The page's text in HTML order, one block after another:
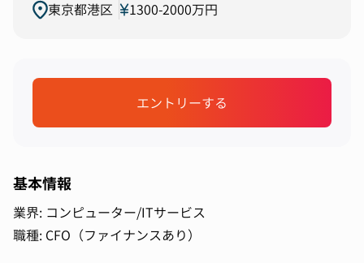
東京都港区 1300-2000万円
エントリーする
基本情報
業界: コンピューター/ITサービス
職種: CFO（ファイナンスあり）